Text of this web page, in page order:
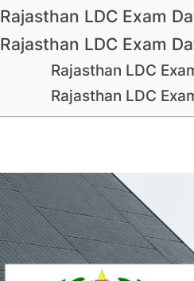
Rajasthan LDC Exam
Rajasthan LDC Exam
Rajasthan LDC
Rajasthan LDC